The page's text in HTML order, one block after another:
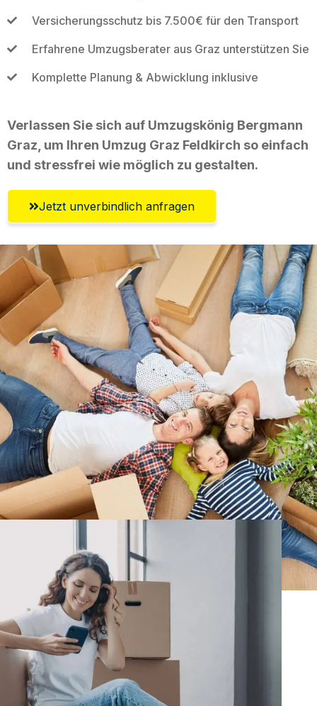
Versicherungsschutz bis 7.500€ für den Transport
Erfahrene Umzugsberater aus Graz unterstützen Sie
Komplette Planung & Abwicklung inklusive
Verlassen Sie sich auf Umzugskönig Bergmann
Graz, um Ihren Umzug Graz Feldkirch so einfach
und stressfrei wie möglich zu gestalten.
Jetzt unverbindlich anfragen